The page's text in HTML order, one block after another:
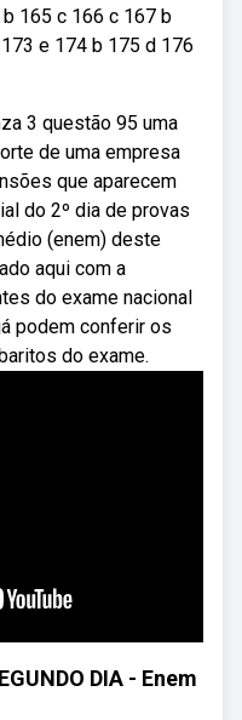
165 c 166 c 167 b
e 174 b 175 d 176
3 questão 95 uma
de uma empresa
que aparecem
do 2º dia de provas
(enem) deste
aqui com a
do exame nacional
podem conferir os
do exame.
DIA - Enem